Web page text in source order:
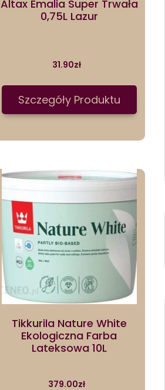
Altax Emalia Super Trwała
0,75L Lazur
31.90zł
Szczegóły Produktu
Tikkurila Nature White
Ekologiczna Farba
Lateksowa 10L
379.00zł